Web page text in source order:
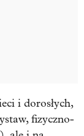
i dorosłych,
fizyczno-